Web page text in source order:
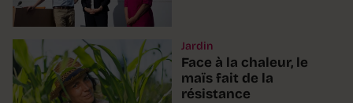
Jardin
Face à la chaleur, le
maïs fait de la
résistance